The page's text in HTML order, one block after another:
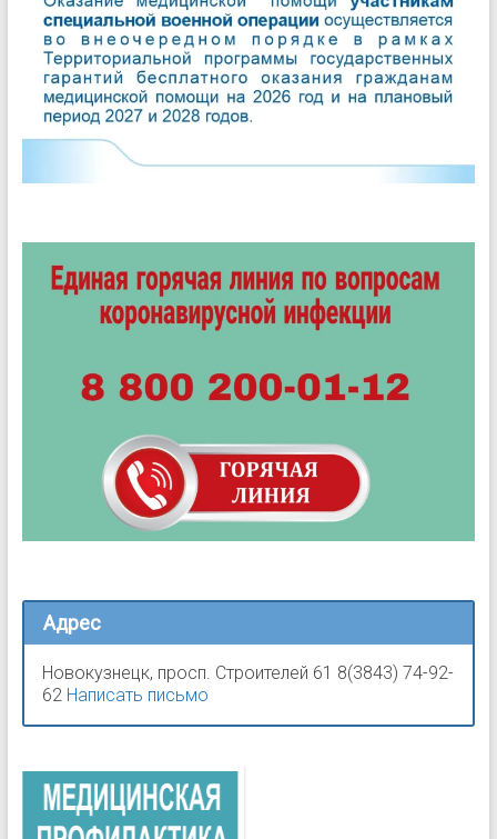
Адрес
Новокузнецк, просп. Строителей 61 8(3843) 74-92-
62 Написать письмо